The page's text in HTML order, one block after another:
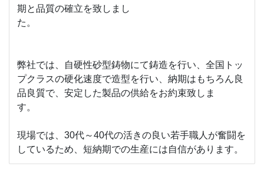
期と品質の確立を致しまし
た。
弊社では、自硬性砂型鋳物にて鋳造を行い、全国トッ
プクラスの硬化速度で造型を行い、納期はもちろん良
品良質で、安定した製品の供給をお約束致しま
す。
現場では、30代～40代の活きの良い若手職人が奮闘を
しているため、短納期での生産には自信があります。